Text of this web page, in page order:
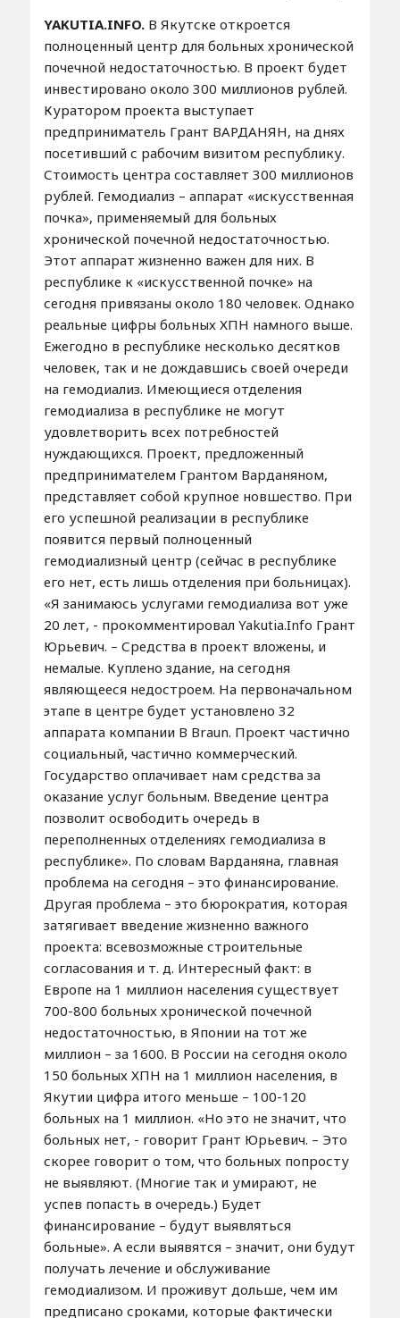
YAKUTIA.INFO. В Якутске откроется
полноценный центр для больных хронической
почечной недостаточностью. В проект будет
инвестировано около 300 миллионов рублей.
Куратором проекта выступает
предприниматель Грант ВАРДАНЯН, на днях
посетивший с рабочим визитом республику.
Стоимость центра составляет 300 миллионов
рублей. Гемодиализ – аппарат «искусственная
почка», применяемый для больных
хронической почечной недостаточностью.
Этот аппарат жизненно важен для них. В
республике к «искусственной почке» на
сегодня привязаны около 180 человек. Однако
реальные цифры больных ХПН намного выше.
Ежегодно в республике несколько десятков
человек, так и не дождавшись своей очереди
на гемодиализ. Имеющиеся отделения
гемодиализа в республике не могут
удовлетворить всех потребностей
нуждающихся. Проект, предложенный
предпринимателем Грантом Варданяном,
представляет собой крупное новшество. При
его успешной реализации в республике
появится первый полноценный
гемодиализный центр (сейчас в республике
его нет, есть лишь отделения при больницах).
«Я занимаюсь услугами гемодиализа вот уже
20 лет, - прокомментировал Yakutia.Info Грант
Юрьевич. – Средства в проект вложены, и
немалые. Куплено здание, на сегодня
являющееся недостроем. На первоначальном
этапе в центре будет установлено 32
аппарата компании B Braun. Проект частично
социальный, частично коммерческий.
Государство оплачивает нам средства за
оказание услуг больным. Введение центра
позволит освободить очередь в
переполненных отделениях гемодиализа в
республике». По словам Варданяна, главная
проблема на сегодня – это финансирование.
Другая проблема – это бюрократия, которая
затягивает введение жизненно важного
проекта: всевозможные строительные
согласования и т. д. Интересный факт: в
Европе на 1 миллион населения существует
700-800 больных хронической почечной
недостаточностью, в Японии на тот же
миллион – за 1600. В России на сегодня около
150 больных ХПН на 1 миллион населения, в
Якутии цифра итого меньше – 100-120
больных на 1 миллион. «Но это не значит, что
больных нет, - говорит Грант Юрьевич. – Это
скорее говорит о том, что больных попросту
не выявляют. (Многие так и умирают, не
успев попасть в очередь.) Будет
финансирование – будут выявляться
больные». А если выявятся – значит, они будут
получать лечение и обслуживание
гемодиализом. И проживут дольше, чем им
предписано сроками, которые фактически